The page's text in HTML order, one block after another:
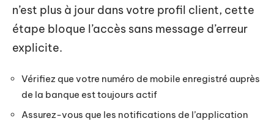
n’est plus à jour dans votre profil client, cette
étape bloque l’accès sans message d’erreur
explicite.
Vérifiez que votre numéro de mobile enregistré auprès
de la banque est toujours actif
Assurez-vous que les notifications de l’application